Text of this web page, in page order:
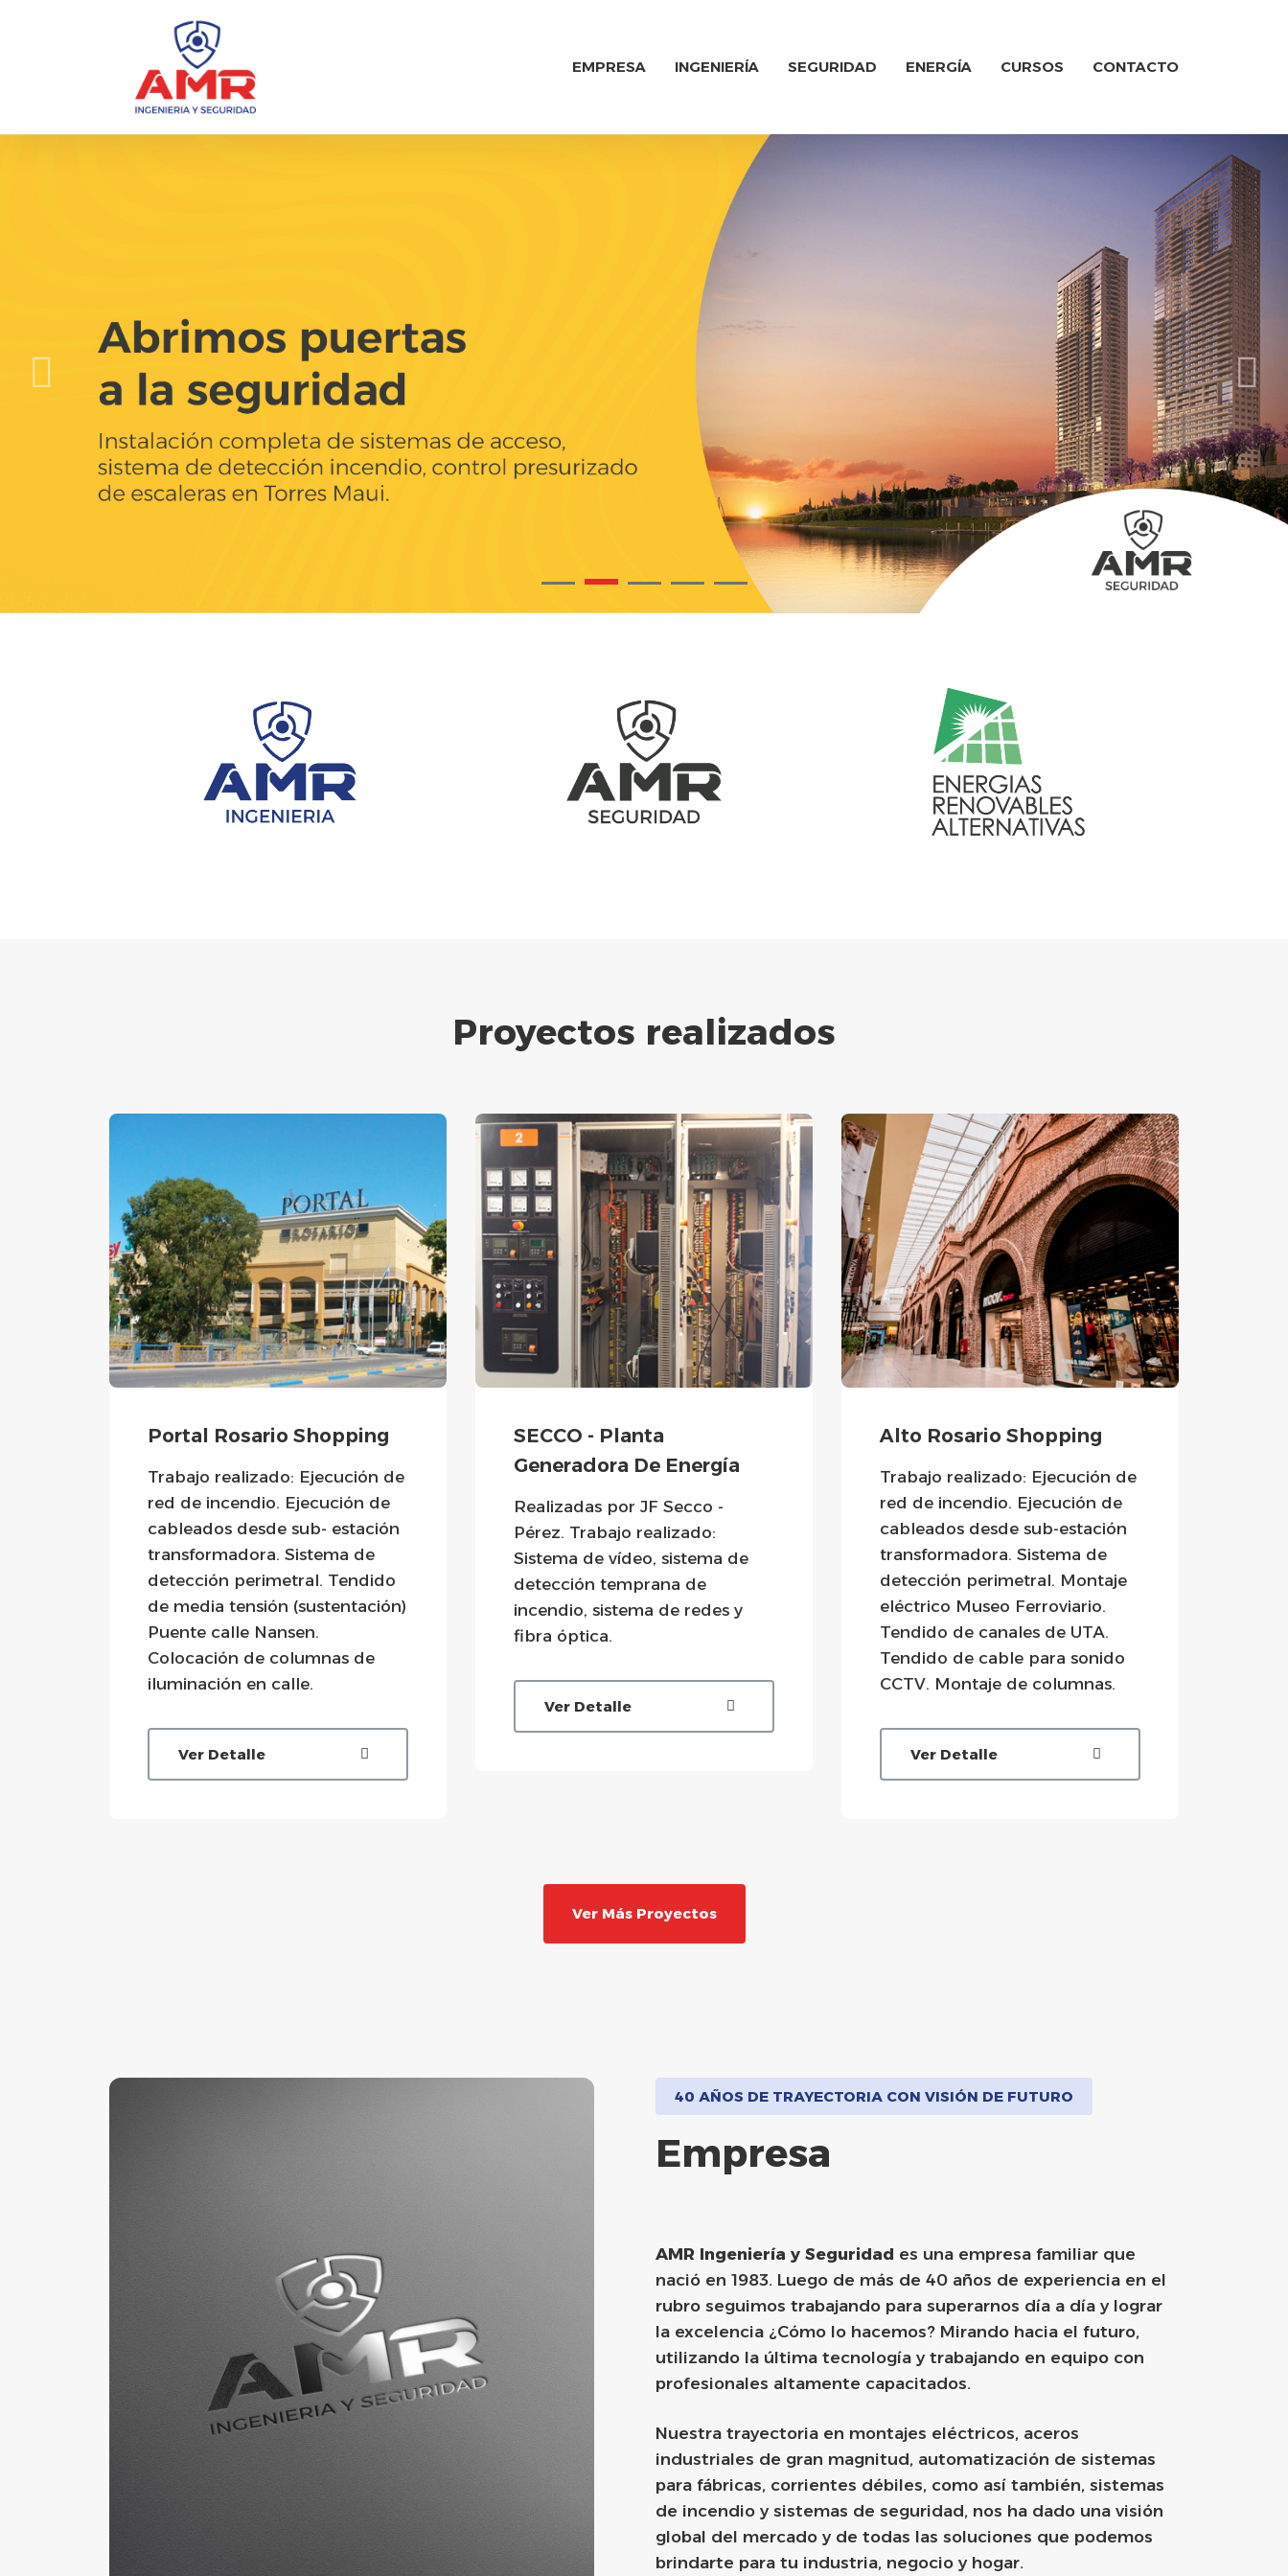
EMPRESA INGENIERÍA SEGURIDAD ENERGÍA CURSOS CONTACTO
Proyectos realizados
Portal Rosario Shopping
Trabajo realizado: Ejecución de
red de incendio. Ejecución de
cableados desde sub- estación
transformadora. Sistema de
detección perimetral. Tendido
de media tensión (sustentación)
Puente calle Nansen.
Colocación de columnas de
iluminación en calle.
Ver Detalle
SECCO - Planta
Generadora De Energía
Realizadas por JF Secco -
Pérez. Trabajo realizado:
Sistema de vídeo, sistema de
detección temprana de
incendio, sistema de redes y
fibra óptica.
Ver Detalle
Alto Rosario Shopping
Trabajo realizado: Ejecución de
red de incendio. Ejecución de
cableados desde sub-estación
transformadora. Sistema de
detección perimetral. Montaje
eléctrico Museo Ferroviario.
Tendido de canales de UTA.
Tendido de cable para sonido
CCTV. Montaje de columnas.
Ver Detalle
Ver Más Proyectos
40 AÑOS DE TRAYECTORIA CON VISIÓN DE FUTURO
Empresa
AMR Ingeniería y Seguridad es una empresa familiar que
nació en 1983. Luego de más de 40 años de experiencia en el
rubro seguimos trabajando para superarnos día a día y lograr
la excelencia ¿Cómo lo hacemos? Mirando hacia el futuro,
utilizando la última tecnología y trabajando en equipo con
profesionales altamente capacitados.
Nuestra trayectoria en montajes eléctricos, aceros
industriales de gran magnitud, automatización de sistemas
para fábricas, corrientes débiles, como así también, sistemas
de incendio y sistemas de seguridad, nos ha dado una visión
global del mercado y de todas las soluciones que podemos
brindarte para tu industria, negocio y hogar.